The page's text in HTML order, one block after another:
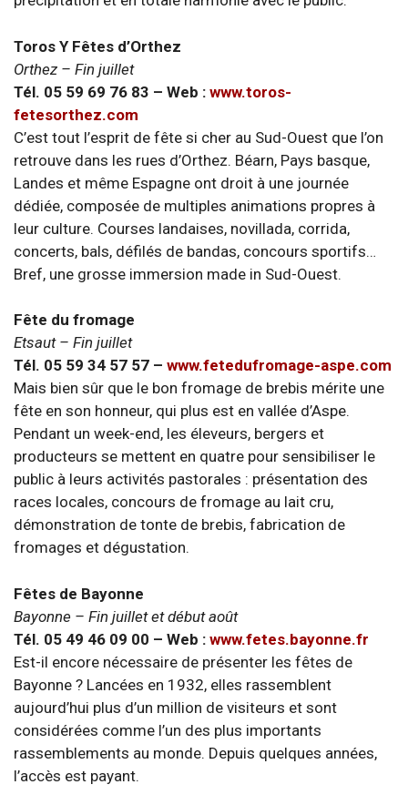
Toros Y Fêtes d’Orthez
Orthez – Fin juillet
Tél. 05 59 69 76 83 – Web : www.toros-
fetesorthez.com
C’est tout l’esprit de fête si cher au Sud-Ouest que l’on
retrouve dans les rues d’Orthez. Béarn, Pays basque,
Landes et même Espagne ont droit à une journée
dédiée, composée de multiples animations propres à
leur culture. Courses landaises, novillada, corrida,
concerts, bals, défilés de bandas, concours sportifs…
Bref, une grosse immersion made in Sud-Ouest.
Fête du fromage
Etsaut – Fin juillet
Tél. 05 59 34 57 57 – www.fetedufromage-aspe.com
Mais bien sûr que le bon fromage de brebis mérite une
fête en son honneur, qui plus est en vallée d’Aspe.
Pendant un week-end, les éleveurs, bergers et
producteurs se mettent en quatre pour sensibiliser le
public à leurs activités pastorales : présentation des
races locales, concours de fromage au lait cru,
démonstration de tonte de brebis, fabrication de
fromages et dégustation.
Fêtes de Bayonne
Bayonne – Fin juillet et début août
Tél. 05 49 46 09 00 – Web : www.fetes.bayonne.fr
Est-il encore nécessaire de présenter les fêtes de
Bayonne ? Lancées en 1932, elles rassemblent
aujourd’hui plus d’un million de visiteurs et sont
considérées comme l’un des plus importants
rassemblements au monde. Depuis quelques années,
l’accès est payant.